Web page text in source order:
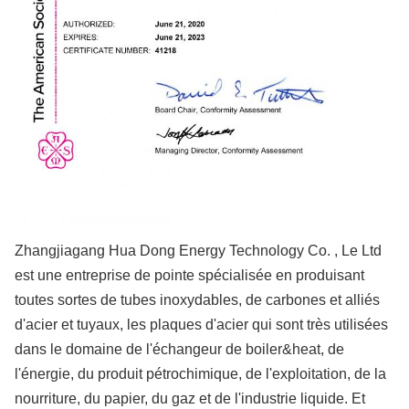
Zhangjiagang Hua Dong Energy Technology Co. , Le Ltd
est une entreprise de pointe spécialisée en produisant
toutes sortes de tubes inoxydables, de carbones et alliés
d'acier et tuyaux, les plaques d'acier qui sont très utilisées
dans le domaine de l'échangeur de boiler&heat, de
l'énergie, du produit pétrochimique, de l'exploitation, de la
nourriture, du papier, du gaz et de l'industrie liquide. Et